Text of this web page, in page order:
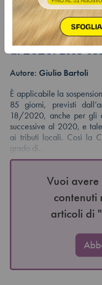
accertamento
tributi locali per
al 2020. Ecco
Autore: Giulio Bartoli
È applicabile la
85 giorni, previsti
18/2020, anche per gli
successive al 2020, e
ai tributi locali. Così la
grado di…
Vuoi avere
contenuti
articoli di "